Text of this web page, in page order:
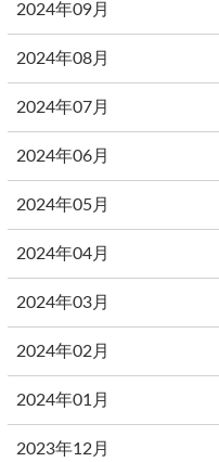
2024年09月
2024年08月
2024年07月
2024年06月
2024年05月
2024年04月
2024年03月
2024年02月
2024年01月
2023年12月